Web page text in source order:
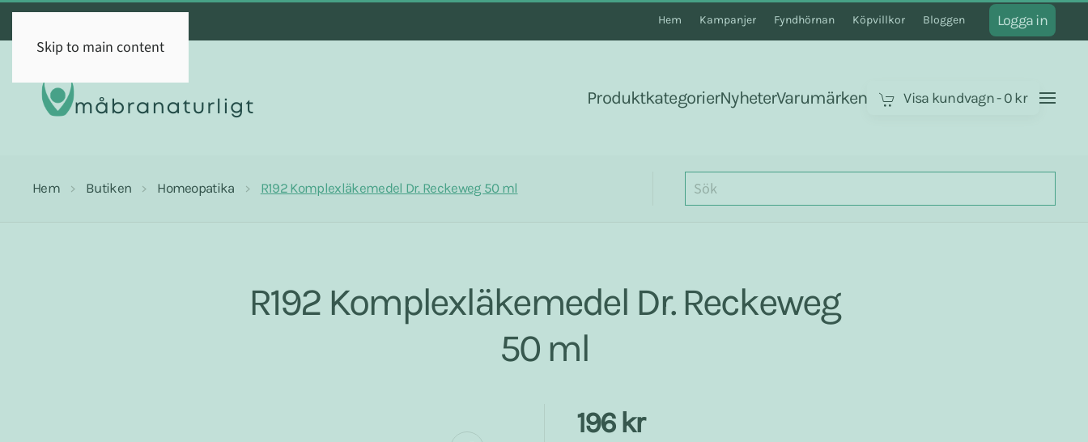
Skip to main content
Hem Kampanjer Fyndhörnan Köpvillkor Bloggen Logga in
ProduktkategorierNyheterVarumärken Visa kundvagn-0 kr
Hem Butiken Homeopatika R192 Komplexläkemedel Dr. Reckeweg 50 ml
R192 Komplexläkemedel Dr. Reckeweg
50 ml
196 kr